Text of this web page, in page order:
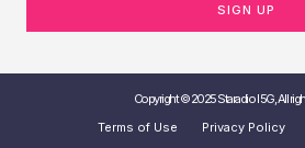
SIGN UP
Copyright © 2025 Staradio I 5G, All
Terms of Use
Privacy Policy